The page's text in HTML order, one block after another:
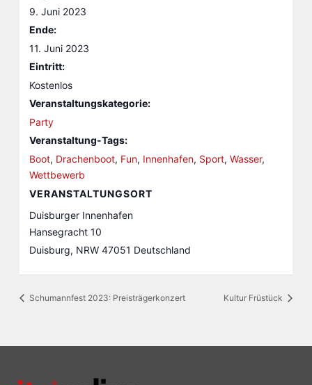
9. Juni 2023
Ende:
11. Juni 2023
Eintritt:
Kostenlos
Veranstaltungskategorie:
Party
Veranstaltung-Tags:
Boot, Drachenboot, Fun, Innenhafen, Sport,Wasser,
Wettbewerb
VERANSTALTUNGSORT
Duisburger Innenhafen
Hansegracht 10
Duisburg, NRW 47051 Deutschland
Schumannfest 2023: Preisträgerkonzert Kultur Früstück